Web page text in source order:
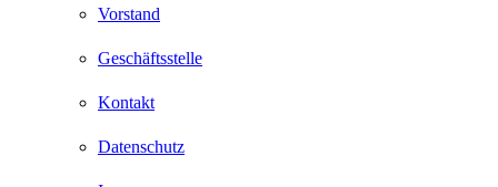
Vorstand
Geschäftsstelle
Kontakt
Datenschutz